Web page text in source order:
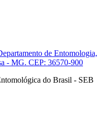
de Entomologia,
- MG. CEP: 36570-900
do Brasil - SEB